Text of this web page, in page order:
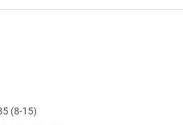
l
p
(8-15)